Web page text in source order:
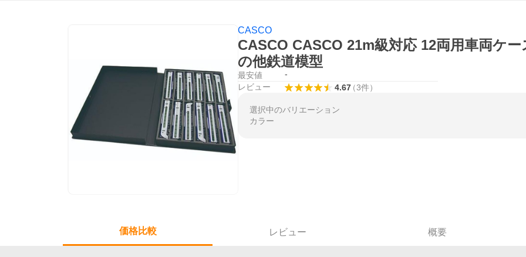
CASCO
CASCO CASCO 21m級対応 12両用車両ケ
の他鉄道模型
最安値
-
レビュー
4.67（3件）
選択中のバリエーション
カラー
価格比較 レビュー 概要